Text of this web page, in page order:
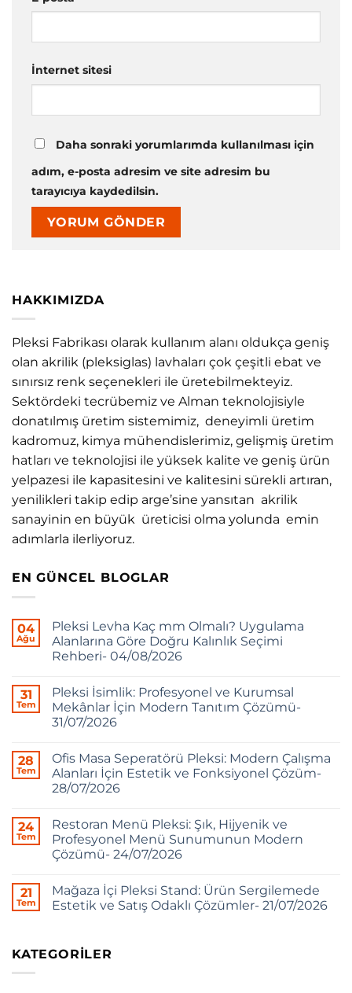
İnternet sitesi
Daha sonraki yorumlarımda kullanılması için
adım, e-posta adresim ve site adresim bu
tarayıcıya kaydedilsin.
HAKKIMIZDA
Pleksi Fabrikası olarak kullanım alanı oldukça geniş
olan akrilik (pleksiglas) lavhaları çok çeşitli ebat ve
sınırsız renk seçenekleri ile üretebilmekteyiz.
Sektördeki tecrübemiz ve Alman teknolojisiyle
donatılmış üretim sistemimiz, deneyimli üretim
kadromuz, kimya mühendislerimiz, gelişmiş üretim
hatları ve teknolojisi ile yüksek kalite ve geniş ürün
yelpazesi ile kapasitesini ve kalitesini sürekli artıran,
yenilikleri takip edip arge’sine yansıtan akrilik
sanayinin en büyük üreticisi olma yolunda emin
adımlarla ilerliyoruz.
EN GÜNCEL BLOGLAR
04
Ağu
Pleksi Levha Kaç mm Olmalı? Uygulama
Alanlarına Göre Doğru Kalınlık Seçimi
Rehberi- 04/08/2026
31
Tem
Pleksi İsimlik: Profesyonel ve Kurumsal
Mekânlar İçin Modern Tanıtım Çözümü-
31/07/2026
28
Tem
Ofis Masa Seperatörü Pleksi: Modern Çalışma
Alanları İçin Estetik ve Fonksiyonel Çözüm-
28/07/2026
24
Tem
Restoran Menü Pleksi: Şık, Hijyenik ve
Profesyonel Menü Sunumunun Modern
Çözümü- 24/07/2026
21
Tem
Mağaza İçi Pleksi Stand: Ürün Sergilemede
Estetik ve Satış Odaklı Çözümler- 21/07/2026
KATEGORILER